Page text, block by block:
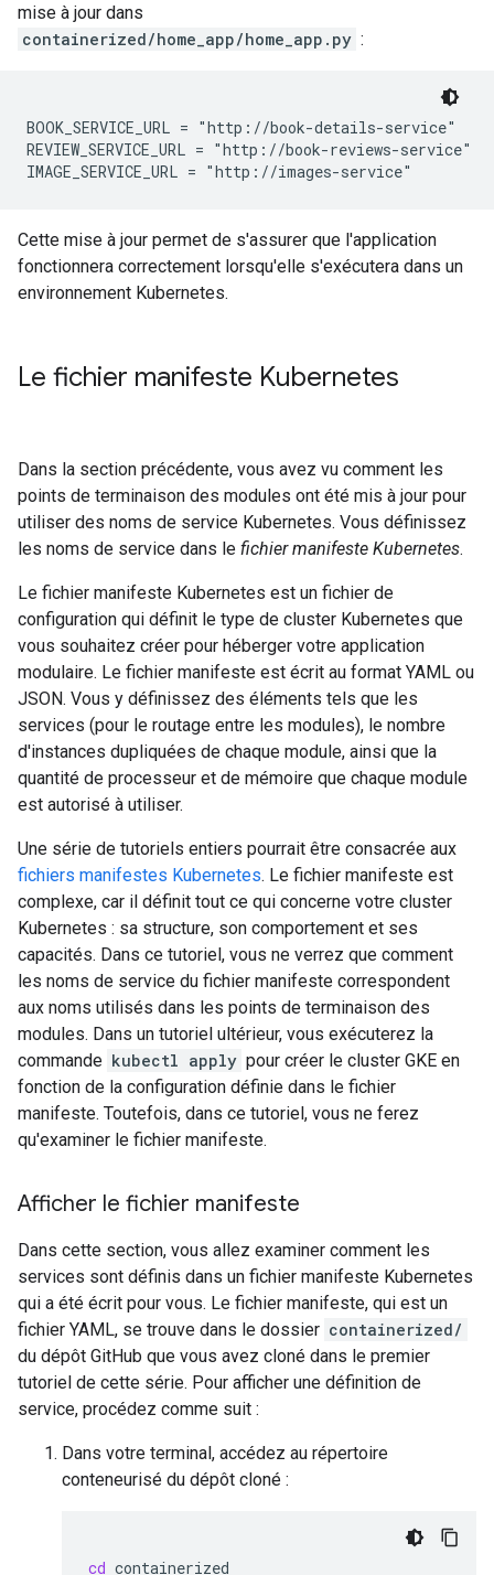
mise à jour dans
containerized/home_app/home_app.py :
BOOK_SERVICE_URL = "http://book-details-service"
REVIEW_SERVICE_URL = "http://book-reviews-service"
Cette mise à jour permet de s'assurer que l'application
fonctionnera correctement lorsqu'elle s'exécutera dans un
environnement Kubernetes.
Le fichier manifeste Kubernetes
Dans la section précédente, vous avez vu comment les
points de terminaison des modules ont été mis à jour pour
utiliser des noms de service Kubernetes. Vous définissez
les noms de service dans le fichier manifeste Kubernetes.
Le fichier manifeste Kubernetes est un fichier de
configuration qui définit le type de cluster Kubernetes que
vous souhaitez créer pour héberger votre application
modulaire. Le fichier manifeste est écrit au format YAML ou
JSON. Vous y définissez des éléments tels que les
services (pour le routage entre les modules), le nombre
d'instances dupliquées de chaque module, ainsi que la
quantité de processeur et de mémoire que chaque module
est autorisé à utiliser.
Une série de tutoriels entiers pourrait être consacrée aux
fichiers manifestes Kubernetes. Le fichier manifeste est
complexe, car il définit tout ce qui concerne votre cluster
Kubernetes : sa structure, son comportement et ses
capacités. Dans ce tutoriel, vous ne verrez que comment
les noms de service du fichier manifeste correspondent
aux noms utilisés dans les points de terminaison des
modules. Dans un tutoriel ultérieur, vous exécuterez la
commande kubectl apply pour créer le cluster GKE en
fonction de la configuration définie dans le fichier
manifeste. Toutefois, dans ce tutoriel, vous ne ferez
qu'examiner le fichier manifeste.
Afficher le fichier manifeste
Dans cette section, vous allez examiner comment les
services sont définis dans un fichier manifeste Kubernetes
qui a été écrit pour vous. Le fichier manifeste, qui est un
fichier YAML, se trouve dans le dossier containerized/
du dépôt GitHub que vous avez cloné dans le premier
tutoriel de cette série. Pour afficher une définition de
service, procédez comme suit :
Dans votre terminal, accédez au répertoire
conteneurisé du dépôt cloné :
cd